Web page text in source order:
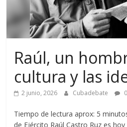
Raúl, un
cultura y las
2 junio, 2026 Cubadebate
Tiempo de lectura aprox: 5
de Ejército Raúl Castro Ruz es